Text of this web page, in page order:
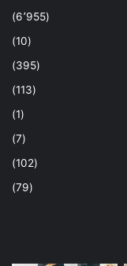
(6٬955)
(10)
(395)
(113)
(1)
(7)
(102)
(79)